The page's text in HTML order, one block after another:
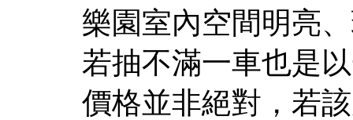
樂園室內空間明亮
若抽不滿一車也是
價格並非絕對，若